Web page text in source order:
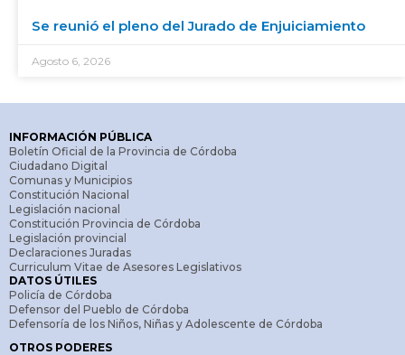
Se reunió el pleno del Jurado de Enjuiciamiento
Agosto 6, 2026
INFORMACIÓN PÚBLICA
Boletín Oficial de la Provincia de Córdoba
Ciudadano Digital
Comunas y Municipios
Constitución Nacional
Legislación nacional
Constitución Provincia de Córdoba
Legislación provincial
Declaraciones Juradas
Curriculum Vitae de Asesores Legislativos
DATOS ÚTILES
Policía de Córdoba
Defensor del Pueblo de Córdoba
Defensoría de los Niños, Niñas y Adolescente de Córdoba
OTROS PODERES